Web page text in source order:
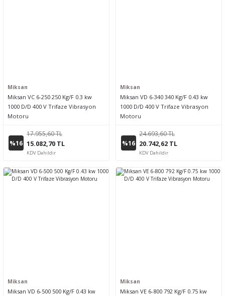
Miksan
Miksan VC 6-250 250 Kg/F 0.3 kw
1000 D/D 400 V Trifaze Vibrasyon
Motoru
%16
17.955,60 TL
15.082,70 TL
KDV Dahildir
Miksan
Miksan VD 6-340 340 Kg/F 0.43 kw
1000 D/D 400 V Trifaze Vibrasyon
Motoru
%16
24.693,60 TL
20.742,62 TL
KDV Dahildir
Miksan
Miksan VD 6-500 500 Kg/F 0.43 kw
Miksan
Miksan VE 6-800 792 Kg/F 0.75 kw